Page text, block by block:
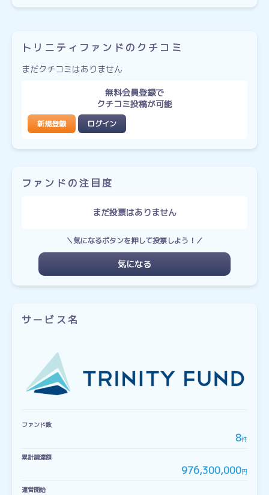
トリニティファンドのクチコミ
まだクチコミはありません
無料会員登録で
クチコミ投稿が可能
新規登録 ログイン
ファンドの注目度
まだ投票はありません
＼気になるボタンを押して投票しよう！／
気になる
サービス名
ファンド数
8件
累計調達額
976,300,000円
運営開始